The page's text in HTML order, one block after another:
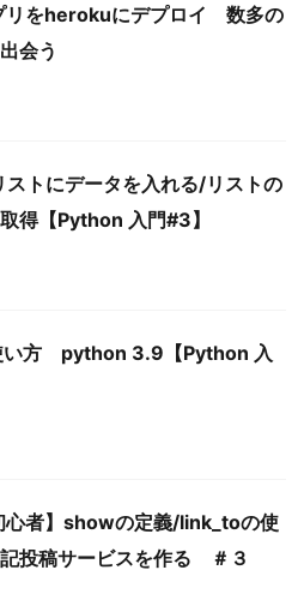
リをherokuにデプロイ 数多の
会う
ストにデータを入れる/リストの
得【Python 入門#3】
い方 python 3.9【Python 入
心者】showの定義/link_toの使
投稿サービスを作る ＃３